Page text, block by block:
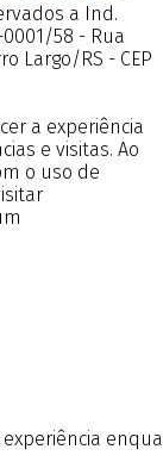
a Ind.
0001/58 - Rua
Largo/RS - CEP
a experiência
e visitas. Ao
o uso de